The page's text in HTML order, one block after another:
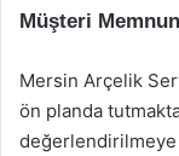
Müşteri
Mersin Arçelik
ön planda
değerlendirilmeye